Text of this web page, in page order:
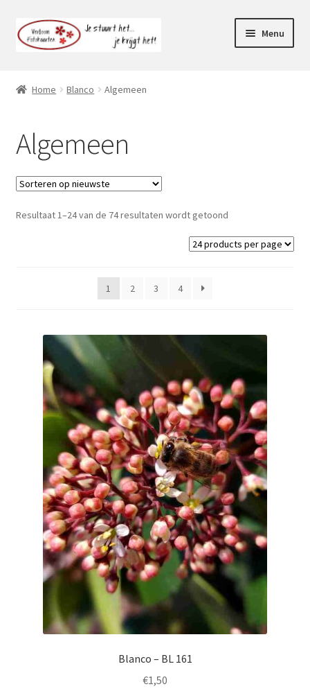
Ga
door
Ga
naar
Menu
Mijn account
Home Blanco Algemeen
Algemeen
Resultaat 1–24 van de 74 resultaten wordt getoond
1 2 3 4
Blanco – BL 161
€1,50